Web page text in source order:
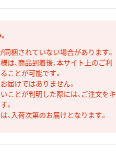
梱されていない場合があります。
、商品到着後、本サイト上のご利
ことが可能です。
届けではありません。
ことが判明した際には、ご注文をキ
。
入荷次第のお届けとなります。